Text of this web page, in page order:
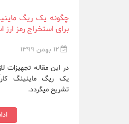
چگونه یک ریگ
برای استخراج رمز
12 بهمن 1399
در این مقاله تجهیزات
یک ریگ ماینینگ
تشریح میگردد.